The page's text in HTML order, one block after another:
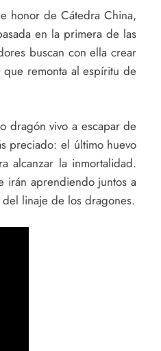
honor de Cátedra China,
en la primera de las
buscan con ella crear
remonta al espíritu de
dragón vivo a escapar de
preciado: el último huevo
la inmortalidad.
irán aprendiendo juntos a
linaje de los dragones.